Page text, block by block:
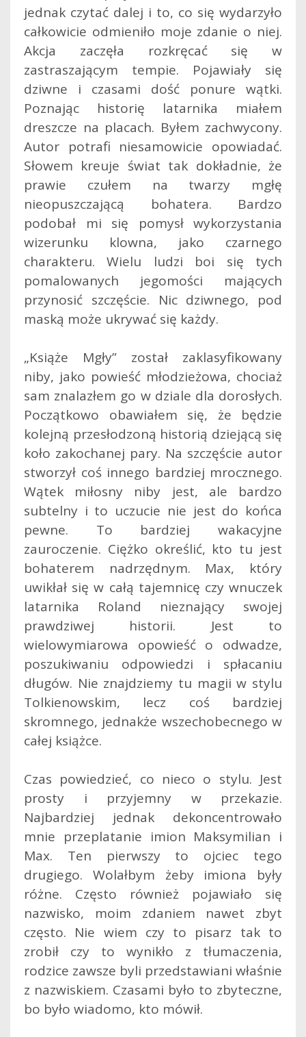
jednak czytać dalej i to, co się wydarzyło
całkowicie odmieniło moje zdanie o niej.
Akcja zaczęła rozkręcać się w
zastraszającym tempie. Pojawiały się
dziwne i czasami dość ponure wątki.
Poznając historię latarnika miałem
dreszcze na placach. Byłem zachwycony.
Autor potrafi niesamowicie opowiadać.
Słowem kreuje świat tak dokładnie, że
prawie czułem na twarzy mgłę
nieopuszczającą bohatera. Bardzo
podobał mi się pomysł wykorzystania
wizerunku klowna, jako czarnego
charakteru. Wielu ludzi boi się tych
pomalowanych jegomości mających
przynosić szczęście. Nic dziwnego, pod
maską może ukrywać się każdy.
„Książe Mgły” został zaklasyfikowany
niby, jako powieść młodzieżowa, chociaż
sam znalazłem go w dziale dla dorosłych.
Początkowo obawiałem się, że będzie
kolejną przesłodzoną historią dziejącą się
koło zakochanej pary. Na szczęście autor
stworzył coś innego bardziej mrocznego.
Wątek miłosny niby jest, ale bardzo
subtelny i to uczucie nie jest do końca
pewne. To bardziej wakacyjne
zauroczenie. Ciężko określić, kto tu jest
bohaterem nadrzędnym. Max, który
uwikłał się w całą tajemnicę czy wnuczek
latarnika Roland nieznający swojej
prawdziwej historii. Jest to
wielowymiarowa opowieść o odwadze,
poszukiwaniu odpowiedzi i spłacaniu
długów. Nie znajdziemy tu magii w stylu
Tolkienowskim, lecz coś bardziej
skromnego, jednakże wszechobecnego w
całej książce.
Czas powiedzieć, co nieco o stylu. Jest
prosty i przyjemny w przekazie.
Najbardziej jednak dekoncentrowało
mnie przeplatanie imion Maksymilian i
Max. Ten pierwszy to ojciec tego
drugiego. Wolałbym żeby imiona były
różne. Często również pojawiało się
nazwisko, moim zdaniem nawet zbyt
często. Nie wiem czy to pisarz tak to
zrobił czy to wynikło z tłumaczenia,
rodzice zawsze byli przedstawiani właśnie
z nazwiskiem. Czasami było to zbyteczne,
bo było wiadomo, kto mówił.